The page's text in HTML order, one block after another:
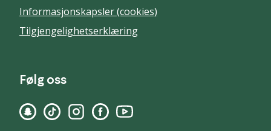
Informasjonskapsler (cookies)
Tilgjengelighetserklæring
Følg oss